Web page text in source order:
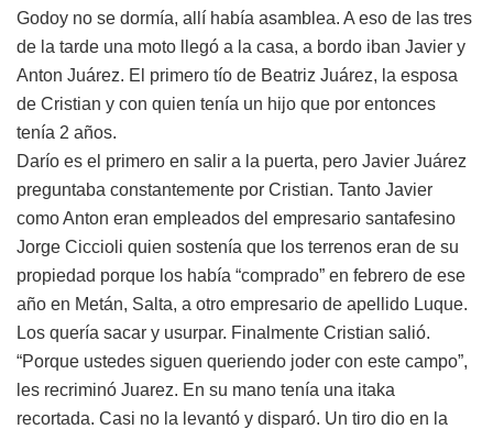
Godoy no se dormía, allí había asamblea. A eso de las tres
de la tarde una moto llegó a la casa, a bordo iban Javier y
Anton Juárez. El primero tío de Beatriz Juárez, la esposa
de Cristian y con quien tenía un hijo que por entonces
tenía 2 años.
Darío es el primero en salir a la puerta, pero Javier Juárez
preguntaba constantemente por Cristian. Tanto Javier
como Anton eran empleados del empresario santafesino
Jorge Ciccioli quien sostenía que los terrenos eran de su
propiedad porque los había “comprado” en febrero de ese
año en Metán, Salta, a otro empresario de apellido Luque.
Los quería sacar y usurpar. Finalmente Cristian salió.
“Porque ustedes siguen queriendo joder con este campo”,
les recriminó Juarez. En su mano tenía una itaka
recortada. Casi no la levantó y disparó. Un tiro dio en la